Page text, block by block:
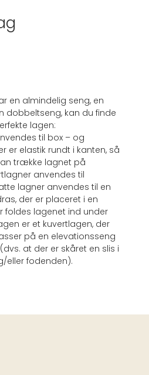
en almindelig seng, en
dobbeltseng, kan du finde
lagen:
til box – og
er elastik rundt i kanten, så
trække lagnet på
anvendes til
lagner anvendes til en
der er placeret i en
foldes lagenet ind under
er et kuvertlagen, der
på en elevationsseng
at der er skåret en slis i
eller fodenden).